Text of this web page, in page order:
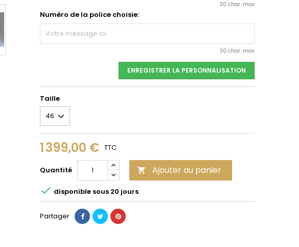
30 char. max
Numéro de la police choisie:
30 char. max
ENREGISTRER LA PERSONNALISATION
Taille
1 399,00 € TTC
Quantité  Ajouter au panier
 disponible sous 20 jours
Partager